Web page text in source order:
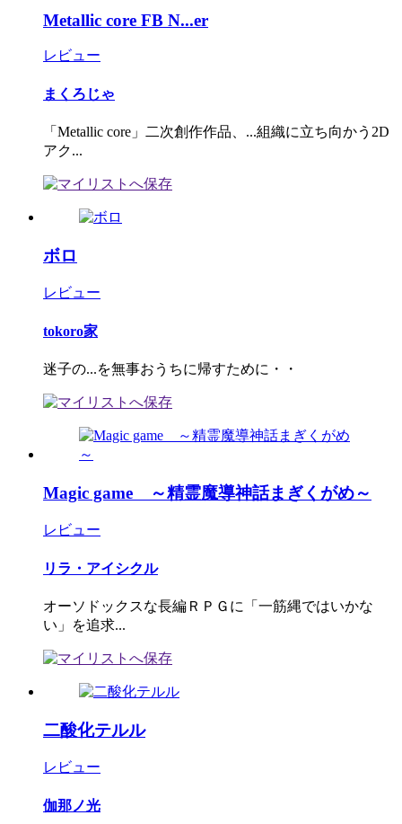
Metallic core FB N...er
レビュー
まくろじゃ
「Metallic core」二次創作作品、...組織に立ち向かう2D
アク...
ボロ
レビュー
tokoro家
迷子の...を無事おうちに帰すために・・
Magic game ～精霊魔導神話まぎくがめ～
レビュー
リラ・アイシクル
オーソドックスな長編ＲＰＧに「一筋縄ではいかな
い」を追求...
二酸化テルル
レビュー
伽那ノ光